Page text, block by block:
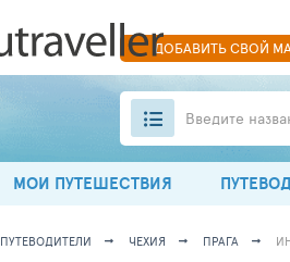
ДОБАВИТЬСВОЙ
Введите
МОИ ПУТЕШЕСТВИЯ
ПУТЕВОДИТЕЛИ ЧЕХИЯ ПРАГА